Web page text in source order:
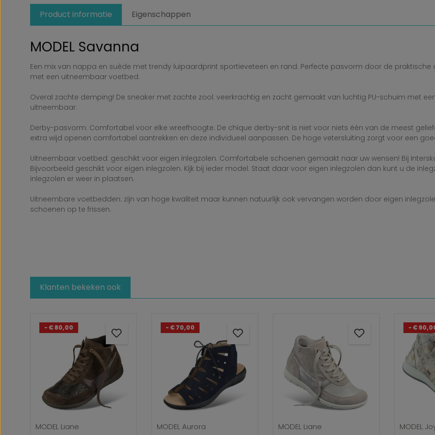
Product informatie Eigenschappen
MODEL Savanna
Een mix van nappa en suède met trendy luipaardprint sportieveteen en rand. Perfecte pasvorm door de praktische
met een uitneembaar voetbed.
Overal zachte demping! De sneaker met zachte zool: veerkrachtig en zacht gemaakt van luchtig PU-schuim met
uitneembaar.
Derby-pasvorm: Comfortabel voor elke wreefhoogte. De chique derby-snit is niet voor niets één van de meest
extra wijd openen comfortabel aantrekken en deze individueel aanpassen. De hoge vetersluiting zorgt voor een
Uitneembaar voetbed: geschikt voor eigen inlegzolen. Comfortabele schoenen gemaakt naar uw wensen! Bij
Bijvoorbeeld geschikt voor eigen inlegzolen. Kijk bij ieder model. Staat daar voor eigen inlegzolen dan kunt u de
inlegzolen er weer in plaatsen.
Uitneembare voetbedden: zijn van hoge kwaliteit maar kunnen natuurlijk ook vervangen worden door eigen
schoenen op te frissen.
Klanten bekeken ook
- € 80,00
MODEL Liane
- € 70,00
MODEL Aurora MODEL Liane
- €
MODEL